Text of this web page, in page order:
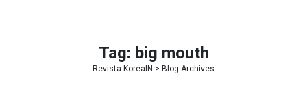
Tag: big mouth
Revista KoreaIN > Blog Archives